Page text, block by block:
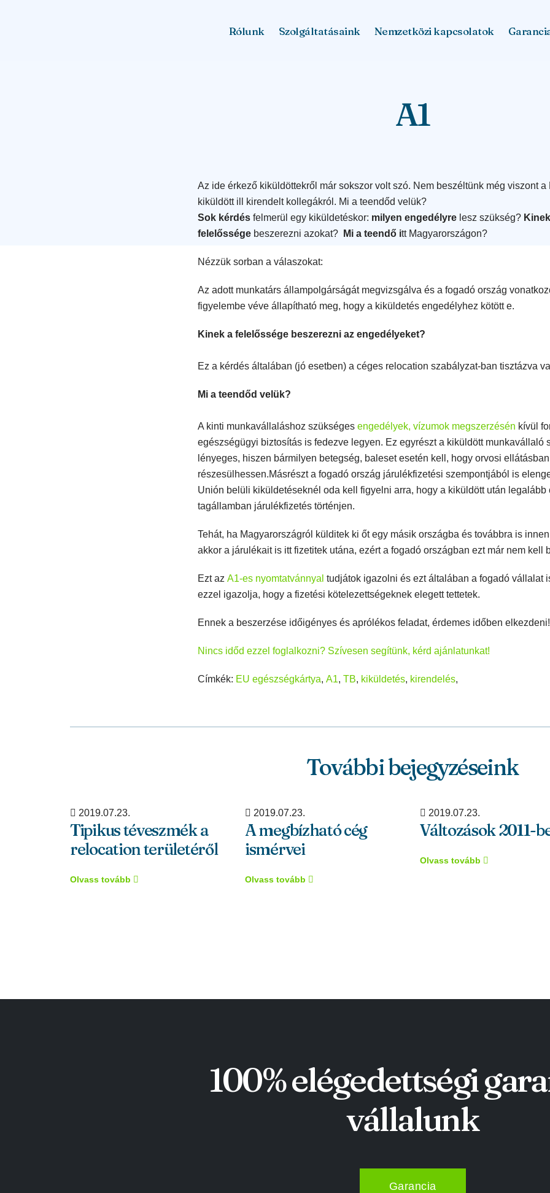
Rólunk Szolgáltatásaink Nemzetközi kapcsolatok
A1
Az ide érkező kiküldöttekről már sokszor volt szó. Nem beszéltünk még viszont a
kiküldött ill kirendelt kollegákról. Mi a teendőd velük?
Sok kérdés felmerül egy kiküldetéskor: milyen engedélyre lesz szükség?
felelőssége beszerezni azokat? Mi a teendő itt Magyarországon?
Nézzük sorban a válaszokat:
Az adott munkatárs állampolgárságát megvizsgálva és a fogadó ország
figyelembe véve állapítható meg, hogy a kiküldetés engedélyhez kötött e.
Kinek a felelőssége beszerezni az engedélyeket?
Ez a kérdés általában (jó esetben) a céges relocation szabályzat-ban tisztázva
Mi a teendőd velük?
A kinti munkavállaláshoz szükséges engedélyek, vízumok megszerzésén kívül
egészségügyi biztosítás is fedezve legyen. Ez egyrészt a kiküldött munkavállaló
lényeges, hiszen bármilyen betegség, baleset esetén kell, hogy orvosi ellátásban
részesülhessen.Másrészt a fogadó ország járulékfizetési szempontjából is
Unión belüli kiküldetéseknél oda kell figyelni arra, hogy a kiküldött után legalább
tagállamban járulékfizetés történjen.
Tehát, ha Magyarországról külditek ki őt egy másik országba és továbbra is
akkor a járulékait is itt fizetitek utána, ezért a fogadó országban ezt már nem kell
Ezt az A1-es nyomtatvánnyal tudjátok igazolni és ezt általában a fogadó vállalat
ezzel igazolja, hogy a fizetési kötelezettségeknek elegett tettetek.
Ennek a beszerzése időigényes és aprólékos feladat, érdemes időben elkezdeni!
Nincs időd ezzel foglalkozni? Szívesen segítünk, kérd ajánlatunkat!
Címkék: EU egészségkártya, A1, TB, kiküldetés, kirendelés,
További bejegyzéseink
2019.07.23.
Tipikus téveszmék a
relocation területéről
Olvass tovább
2019.07.23.
A megbízható cég
ismérvei
Olvass tovább
2019.07.23.
Változások 2011-
Olvass tovább
100% elégedettségi
vállalunk
Garancia